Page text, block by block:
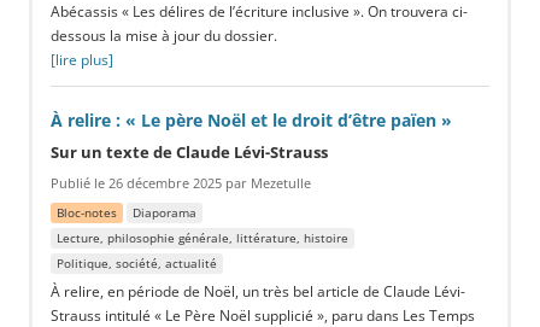
Abécassis « Les délires de l’écriture inclusive ». On trouvera ci-
dessous la mise à jour du dossier.
[lire plus]
À relire : « Le père Noël et le droit d’être païen »
Sur un texte de Claude Lévi-Strauss
Publié le 26 décembre 2025 par Mezetulle
Bloc-notes
Diaporama
Lecture, philosophie générale, littérature, histoire
Politique, société, actualité
À relire, en période de Noël, un très bel article de Claude Lévi-
Strauss intitulé « Le Père Noël supplicié », paru dans Les Temps